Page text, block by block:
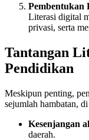
Pembentukan
Literasi digital
privasi, serta
Tantangan
Pendidikan
Meskipun penting,
sejumlah hambatan,
Kesenjangan
daerah.